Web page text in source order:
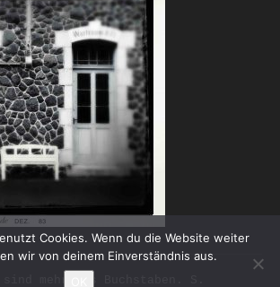
Cookies. Wenn du die Website weiter
wir von deinem Einverständnis aus.